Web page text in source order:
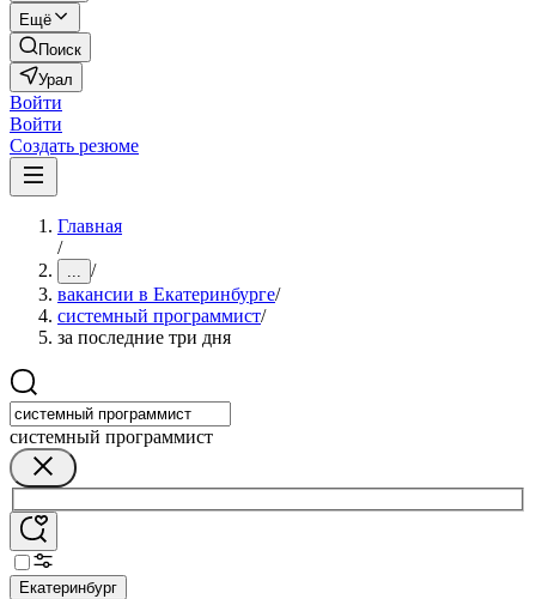
Ещё
Поиск
Урал
Войти
Войти
Создать резюме
Главная
/
... /
вакансии в Екатеринбурге/
системный программист/
за последние три дня
системный программист
Екатеринбург